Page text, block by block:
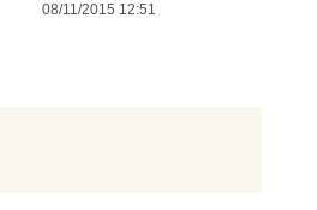
08/11/2015 12:51